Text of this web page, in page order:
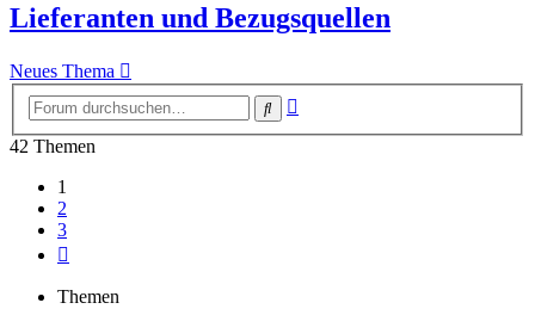
Lieferanten und Bezugsquellen
Neues Thema
Suche
42 Themen
1
2
3
Themen